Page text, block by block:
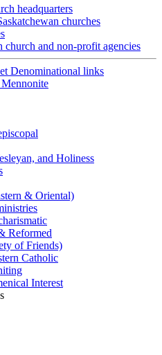
headquarters
churches
church and non-profit agencies
Denominational links
and Holiness
& Oriental)
Reformed
of Friends)
Catholic
Interest